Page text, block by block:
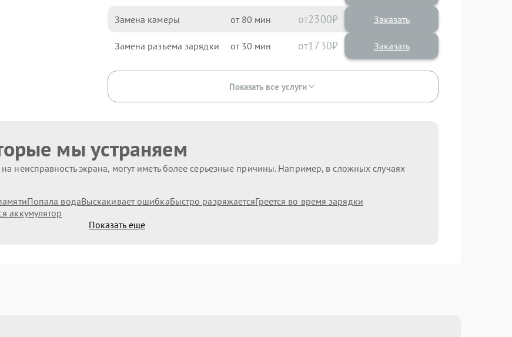
Замена камеры 80 2300
Замена разъема зарядки 30 1730
Показать все услуги
мы устраняем
неисправность экрана, могут иметь более серьезные причины. Например, в сложных случаях
Попала водаВыскакивает ошибкаБыстро разряжаетсяГреется во время зарядки
аккумулятор
Показать еще